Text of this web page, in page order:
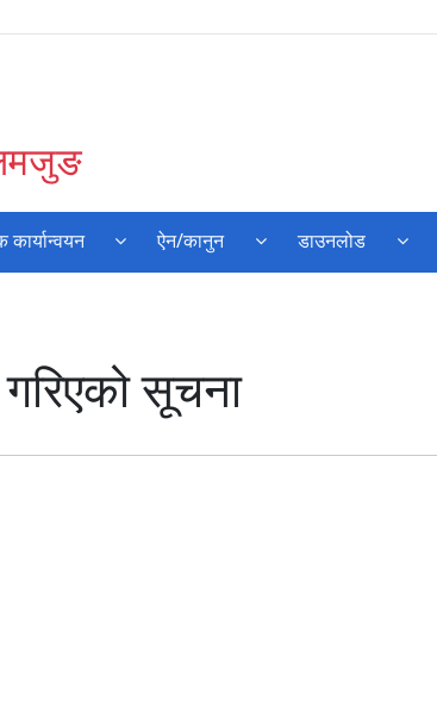
ऐन/कानुन डाउनलोड
सूचना